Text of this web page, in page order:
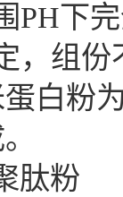
PH下
，组
蛋白粉
肽粉